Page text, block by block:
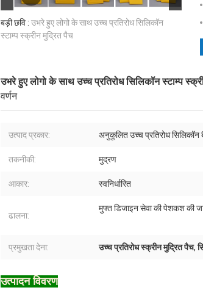
बड़ी छवि : उभरे हुए लोगो के साथ उच्च प्रतिरोध सिलिकॉन
स्टाम्प स्क्रीन मुद्रित पैच
उभरे हुए लोगो के साथ उच्च प्रतिरोध सिलिकॉन स्टाम्प
वर्णन
उत्पाद प्रकार: अनुकूलित उच्च प्रतिरोध सिलिकॉन
तकनीकी: मुद्रण
आकार: स्वनिर्धारित
ढालना:
मुफ्त डिजाइन सेवा की पेशकश की
प्रमुखता देना: उच्च प्रतिरोध स्क्रीन मुद्रित पैच,
उत्पादन विवरण